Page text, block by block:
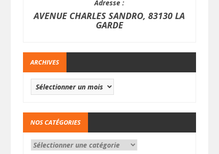
Adresse :
AVENUE CHARLES SANDRO, 83130 LA
GARDE
ARCHIVES
NOS CATÉGORIES